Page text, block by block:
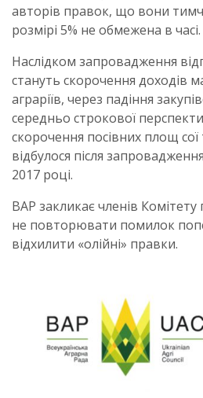
авторів правок, що вони
розмірі 5% не обмежена в часі.
Наслідком запровадження
стануть скорочення доходів
аграріїв, через падіння
середньо строкової
скорочення посівних площ сої
відбулося після
2017 році.
ВАР закликає членів Комітету
не повторювати помилок
відхилити «олійні» правки.